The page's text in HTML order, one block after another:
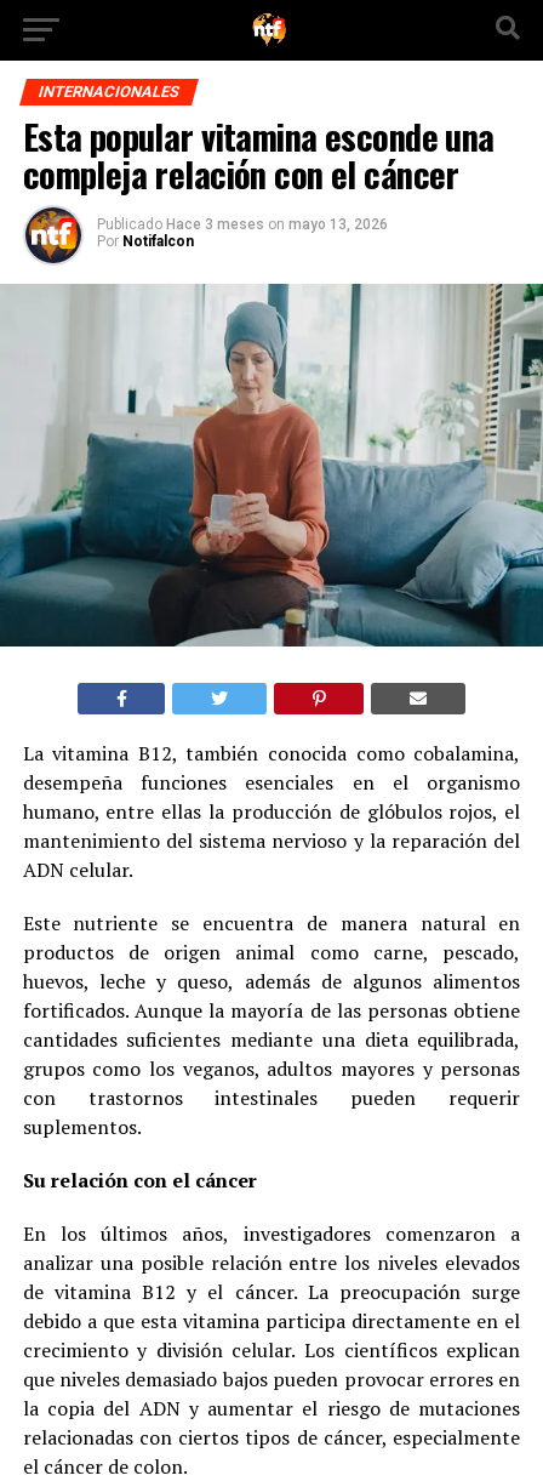
INTERNACIONALES
Esta popular vitamina esconde una
compleja relación con el cáncer
Publicado Hace 3 meses on mayo 13, 2026
Por Notifalcon
La vitamina B12, también conocida como cobalamina,
desempeña funciones esenciales en el organismo
humano, entre ellas la producción de glóbulos rojos, el
mantenimiento del sistema nervioso y la reparación del
ADN celular.
Este nutriente se encuentra de manera natural en
productos de origen animal como carne, pescado,
huevos, leche y queso, además de algunos alimentos
fortificados. Aunque la mayoría de las personas obtiene
cantidades suficientes mediante una dieta equilibrada,
grupos como los veganos, adultos mayores y personas
con trastornos intestinales pueden requerir
suplementos.
Su relación con el cáncer
En los últimos años, investigadores comenzaron a
analizar una posible relación entre los niveles elevados
de vitamina B12 y el cáncer. La preocupación surge
debido a que esta vitamina participa directamente en el
crecimiento y división celular. Los científicos explican
que niveles demasiado bajos pueden provocar errores en
la copia del ADN y aumentar el riesgo de mutaciones
relacionadas con ciertos tipos de cáncer, especialmente
el cáncer de colon.